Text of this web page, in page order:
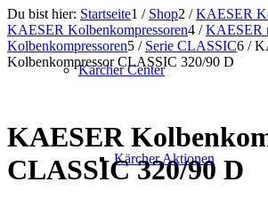
Kärcher Center
Kärcher Aktionen
Du bist hier: Startseite1 / Shop2 / KAESER
KAESER Kolbenkompressoren4 / KAESER
Kolbenkompressoren5 / Serie CLASSIC6 /
Kolbenkompressor CLASSIC 320/90 D
KAESER
CLASSIC 320/90 D